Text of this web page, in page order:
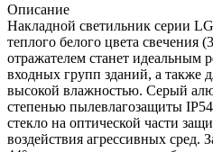
Описание
Накладной светильник серии
теплого белого цвета свечения
отражателем станет идеальным
входных групп зданий, а также
высокой влажностью. Серый
степенью пылевлагозащиты
стекло на оптической части
воздействия агрессивных сред.